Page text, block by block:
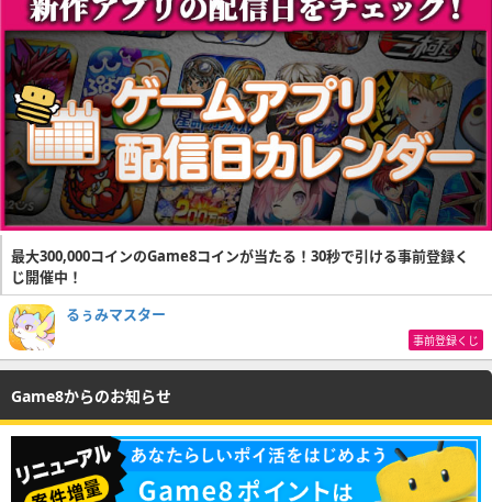
最大300,000コインのGame8コインが当たる！30秒で引ける事前登録く
じ開催中！
るぅみマスター
事前登録くじ
Game8からのお知らせ